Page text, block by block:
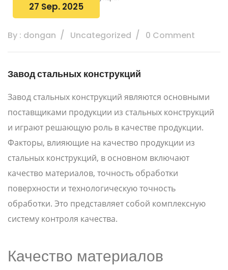
27 Sep. 2025
By : dongan Uncategorized 0 Comment
Завод стальных конструкций
Завод стальных конструкций являются основными
поставщиками продукции из стальных конструкций
и играют решающую роль в качестве продукции.
Факторы, влияющие на качество продукции из
стальных конструкций, в основном включают
качество материалов, точность обработки
поверхности и технологическую точность
обработки. Это представляет собой комплексную
систему контроля качества.
Качество материалов